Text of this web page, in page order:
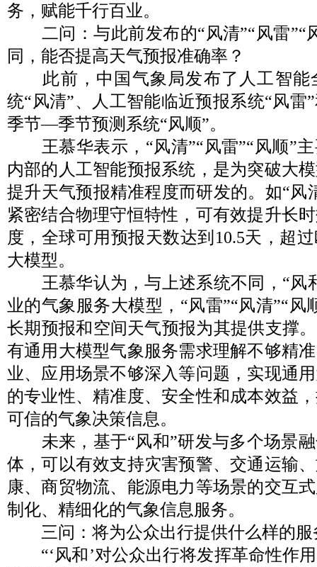
务，赋能千行百业。
二问：与此前发布的“风清”“风雷”“
同，能否提高天气预报准确率？
此前，中国气象局发布了人工智能
统“风清”、人工智能临近预报系统“风雷
季节—季节预测系统“风顺”。
王慕华表示，“风清”“风雷”“风顺”主
内部的人工智能预报系统，是为突破大
提升天气预报精准程度而研发的。如“风
紧密结合物理守恒特性，可有效提升长
度，全球可用预报天数达到10.5天，超
大模型。
王慕华认为，与上述系统不同，“风
业的气象服务大模型，“风雷”“风清”“风
长期预报和空间天气预报为其提供支撑
有通用大模型气象服务需求理解不够精
业、应用场景不够深入等问题，实现通
的专业性、精准度、安全性和成本效益
可信的气象决策信息。
未来，基于“风和”研发与多个场景融
体，可以有效支持灾害预警、交通运输
康、商贸物流、能源电力等场景的交互
制化、精细化的气象信息服务。
三问：将为公众出行提供什么样的服
“‘风和’对公众出行将发挥革命性作